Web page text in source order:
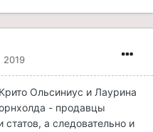
2019
Ольсиниус и Лаурина
- продавцы
статов, а следовательно и